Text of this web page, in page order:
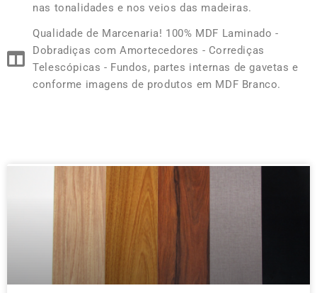
nas tonalidades e nos veios das madeiras.
Qualidade de Marcenaria! 100% MDF Laminado -
Dobradiças com Amortecedores - Corrediças
Telescópicas - Fundos, partes internas de gavetas e
conforme imagens de produtos em MDF Branco.